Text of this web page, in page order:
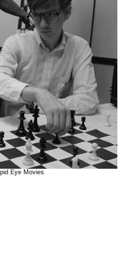
Eye Movies